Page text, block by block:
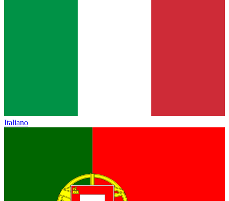
Italiano